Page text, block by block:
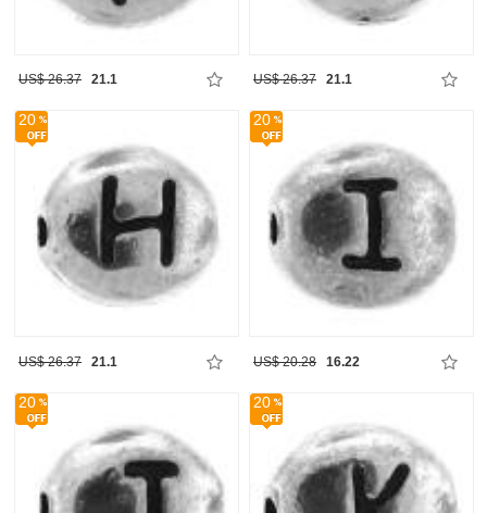
US$ 26.37 21.1 US$ 26.37 21.1
20
US$ 26.37 21.1
20
US$ 20.28 16.22
20 20